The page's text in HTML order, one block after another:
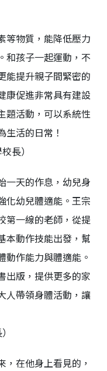
等物質，能降低壓力
和孩子一起運動，不
能提升親子間緊密的
康促進非常具有建設
題活動，可以系統性
生活的日常！
長）
一天的作息，幼兒身
化幼兒體適能。王宗
第一線的老師，從提
本動作技能出發，幫
動作能力與體適能。
出版，提供更多的家
人帶領身體活動，讓
在他身上看見的，